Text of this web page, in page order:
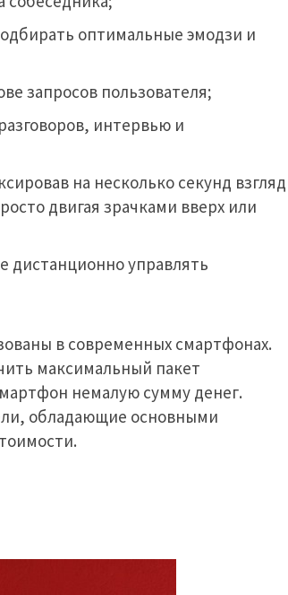
оптимальные эмодзи и
запросов пользователя;
интервью и
на несколько секунд взгляд
двигая зрачками вверх или
дистанционно управлять
в современных смартфонах.
максимальный пакет
немалую сумму денег.
обладающие основными